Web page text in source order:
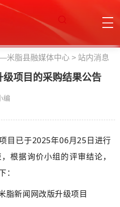
米脂县融媒体中心 > 站内消息
项目的采购结果公告
编
目已于2025年06月25日进行
根据询价小组的评审结论，
脂新闻网改版升级项目